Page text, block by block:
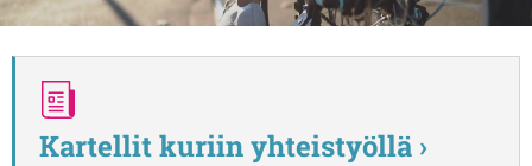
Kartellit kuriin yhteistyöllä ›